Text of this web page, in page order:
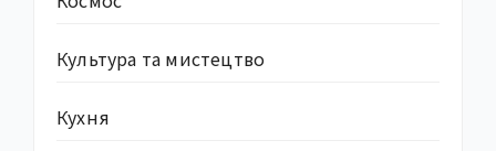
Культура та мистецтво
Кухня